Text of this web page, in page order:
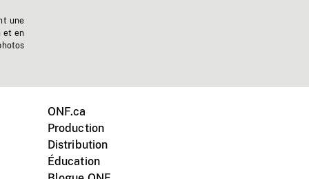
une
et en
ONF.ca
Production
Distribution
Éducation